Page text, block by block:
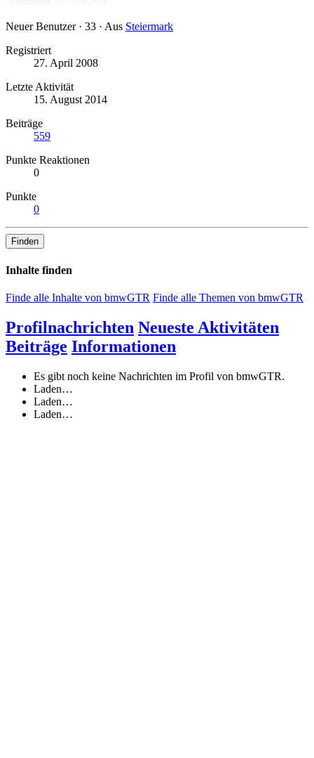
Neuer Benutzer · 33 · Aus Steiermark
Registriert
27. April 2008
Letzte Aktivität
15. August 2014
Beiträge
559
Punkte Reaktionen
0
Punkte
0
Finden
Inhalte finden
Finde alle Inhalte von bmwGTR Finde alle Themen von bmwGTR
Profilnachrichten Neueste Aktivitäten
Beiträge Informationen
Es gibt noch keine Nachrichten im Profil von bmwGTR.
Laden…
Laden…
Laden…